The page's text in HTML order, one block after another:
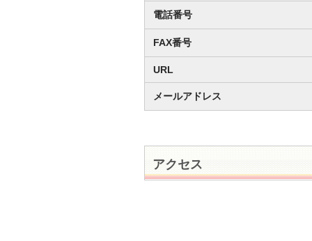
電話番号
FAX番号
URL
メールアドレス
アクセス